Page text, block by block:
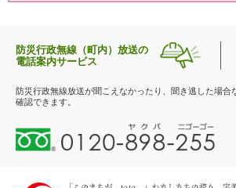
防災行政無線（町内）放送の
電話案内サービス
防災行政無線放送が聞こえなかったり、聞き逃した場合
確認できます。
0
1